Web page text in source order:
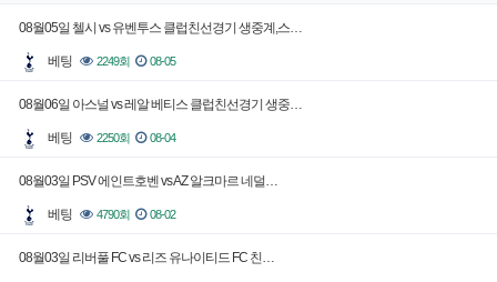
08월05일 첼시 vs 유벤투스 클럽친선경기 생중계,스…
베팅 2249회 08-05
08월06일 아스널 vs 레알 베티스 클럽친선경기 생중…
베팅 2250회 08-04
08월03일 PSV 에인트호벤 vs AZ 알크마르 네덜…
베팅 4790회 08-02
08월03일 리버풀 FC vs 리즈 유나이티드 FC 친…